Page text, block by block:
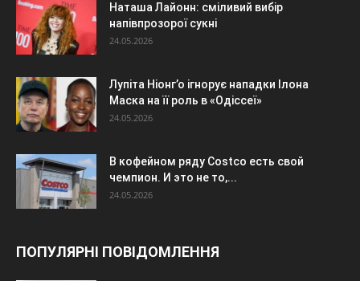
Наташа Лайонн: сміливий вибір
напівпрозорої сукні
24.05.2026
Лупіта Ніонг’о ігнорує нападки Ілона
Маска на її роль в «Одіссеї»
24.05.2026
В кофейном ряду Costco есть свой
чемпион. И это не то,...
24.05.2026
ПОПУЛЯРНІ ПОВІДОМЛЕННЯ